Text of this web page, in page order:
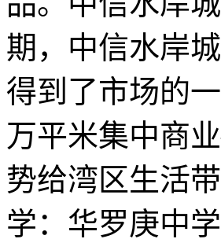
期，中信水岸
得到了市场的
万平米集中商
势给湾区生活
学：华罗庚中